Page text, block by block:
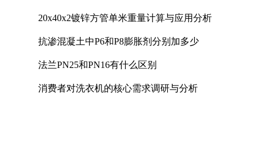
20x40x2镀锌方管单米重量计算与应用分析
抗渗混凝土中P6和P8膨胀剂分别加多少
法兰PN25和PN16有什么区别
消费者对洗衣机的核心需求调研与分析